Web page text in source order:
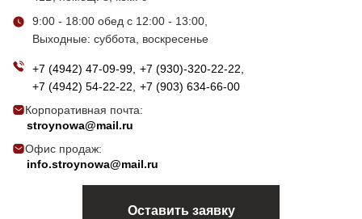
9:00 - 18:00 обед с 12:00 - 13:00,
Выходные: суббота, воскресенье
+7 (4942) 47-09-99 +7 (930)-320-22-22
+7 (4942) 54-22-22
+7 (903) 634-66-00
Корпоративная почта:
stroynowa@mail.ru
Офис продаж:
info.stroynowa@mail.ru
Оставить заявку